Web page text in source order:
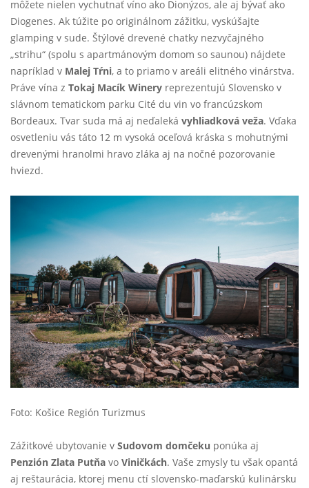
môžete nielen vychutnať víno ako Dionýzos, ale aj bývať ako
Diogenes. Ak túžite po originálnom zážitku, vyskúšajte
glamping v sude. Štýlové drevené chatky nezvyčajného
„strihu“ (spolu s apartmánovým domom so saunou) nájdete
napríklad v Malej Tŕni, a to priamo v areáli elitného vinárstva.
Práve vína z Tokaj Macík Winery reprezentujú Slovensko v
slávnom tematickom parku Cité du vin vo francúzskom
Bordeaux. Tvar suda má aj neďaleká vyhliadková veža. Vďaka
osvetleniu vás táto 12 m vysoká oceľová kráska s mohutnými
drevenými hranolmi hravo zláka aj na nočné pozorovanie
hviezd.
Foto: Košice Región Turizmus
Zážitkové ubytovanie v Sudovom domčeku ponúka aj
Penzión Zlata Putňa vo Viničkách. Vaše zmysly tu však opantá
aj reštaurácia, ktorej menu ctí slovensko-maďarskú kulinársku